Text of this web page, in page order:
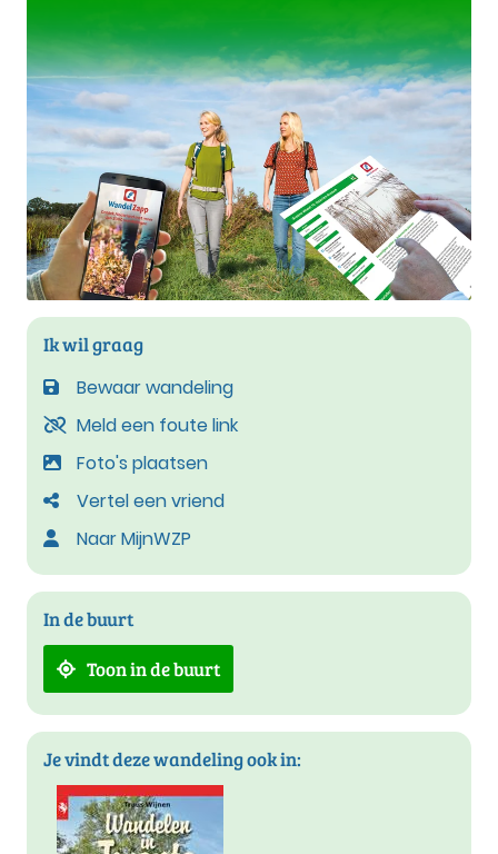
Ik wil graag
Bewaar wandeling
Meld een foute link
Foto's plaatsen
Vertel een vriend
Naar MijnWZP
In de buurt
Toon in de buurt
Je vindt deze wandeling ook in: